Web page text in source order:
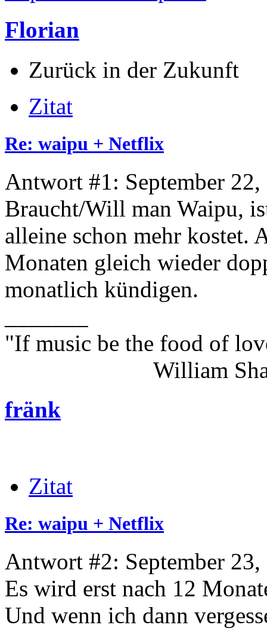
Florian
Zurück in der Zukunft
Zitat
Re: waipu + Netflix
Antwort #1: September
Braucht/Will man Waipu,
alleine schon mehr kostet.
Monaten gleich wieder
monatlich kündigen.
"If music be the food of
William
fränk
Zitat
Re: waipu + Netflix
Antwort #2: September
Es wird erst nach 12
Und wenn ich dann